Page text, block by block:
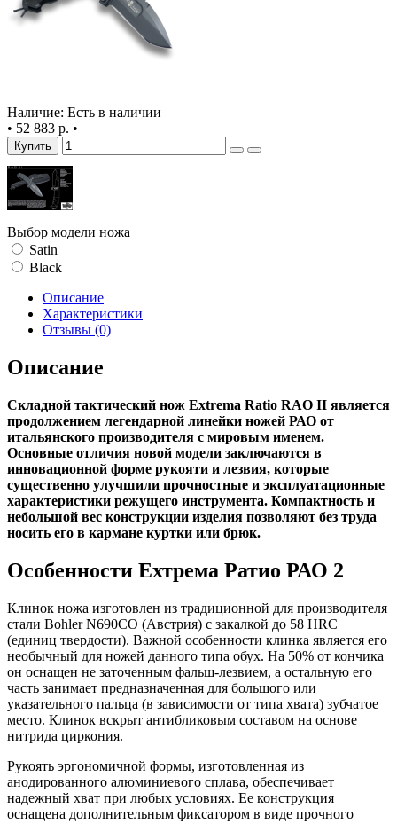
Наличие: Есть в наличии
• 52 883 р. •
Купить
Выбор модели ножа
Satin
Black
Описание
Характеристики
Отзывы (0)
Описание
Складной тактический нож Extrema Ratio RAO II является
продолжением легендарной линейки ножей РАО от
итальянского производителя с мировым именем.
Основные отличия новой модели заключаются в
инновационной форме рукояти и лезвия, которые
существенно улучшили прочностные и эксплуатационные
характеристики режущего инструмента. Компактность и
небольшой вес конструкции изделия позволяют без труда
носить его в кармане куртки или брюк.
Особенности Ехтрема Ратио РАО 2
Клинок ножа изготовлен из традиционной для производителя
стали Bohler N690CO (Австрия) с закалкой до 58 HRC
(единиц твердости). Важной особенности клинка является его
необычный для ножей данного типа обух. На 50% от кончика
он оснащен не заточенным фальш-лезвием, а остальную его
часть занимает предназначенная для большого или
указательного пальца (в зависимости от типа хвата) зубчатое
место. Клинок вскрыт антибликовым составом на основе
нитрида циркония.
Рукоять эргономичной формы, изготовленная из
анодированного алюминиевого сплава, обеспечивает
надежный хват при любых условиях. Ее конструкция
оснащена дополнительным фиксатором в виде прочного